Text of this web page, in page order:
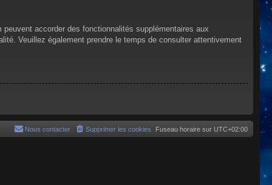
accorder des fonctionnalités supplémentaires aux
Veuillez également prendre le temps de consulter attentivement
Fuseau horaire sur UTC+02:00
Supprimer les cookies
Nous contacter